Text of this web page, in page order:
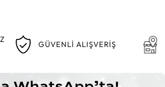
GÜVENLİ ALIŞVERİŞ